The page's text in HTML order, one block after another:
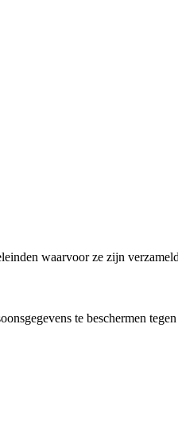
waarvoor ze zijn
te beschermen